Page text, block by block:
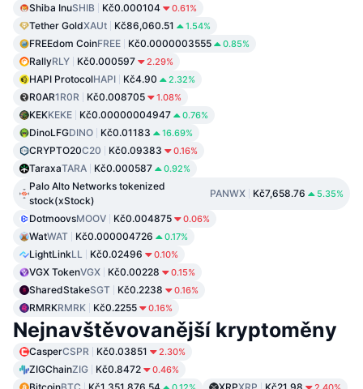
Shiba InuSHIB Kč0.000104 0.61%
Tether GoldXAUt Kč86,060.51 1.54%
FREEdom CoinFREE Kč0.0000003555 0.85%
RallyRLY Kč0.000597 2.29%
HAPI ProtocolHAPI Kč4.90 2.32%
R0AR1R0R Kč0.008705 1.08%
KEKKEKE Kč0.00000004947 0.76%
DinoLFGDINO Kč0.01183 16.69%
CRYPTO20C20 Kč0.09383 0.16%
TaraxaTARA Kč0.000587 0.92%
Palo Alto Networks tokenized
stock(xStock)
PANWX Kč7,658.76 5.35%
DotmoovsMOOV Kč0.004875 0.06%
WatWAT Kč0.000004726 0.17%
LightLinkLL Kč0.02496 0.10%
VGX TokenVGX Kč0.00228 0.15%
SharedStakeSGT Kč0.2238 0.16%
RMRKRMRK Kč0.2255 0.16%
Nejnavštěvovanější kryptoměny
CasperCSPR Kč0.03851 2.30%
ZIGChainZIG Kč0.8472 0.46%